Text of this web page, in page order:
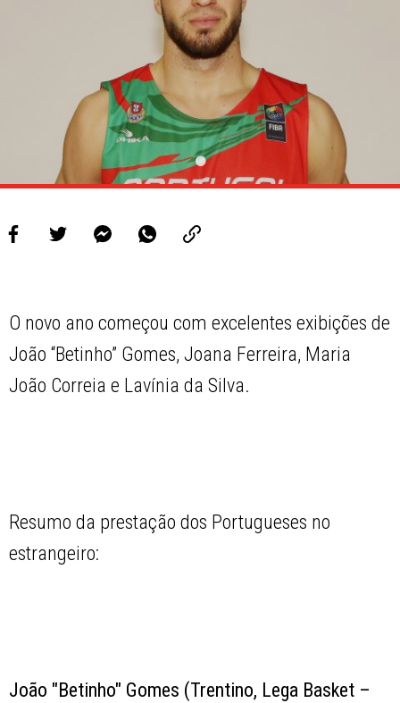
O novo ano começou com excelentes exibições de
João “Betinho” Gomes, Joana Ferreira, Maria
João Correia e Lavínia da Silva.
Resumo da prestação dos Portugueses no
estrangeiro:
João "Betinho" Gomes (Trentino, Lega Basket –